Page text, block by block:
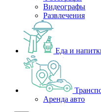
Видеографы
Развлечения
Еда и
Аренда авто